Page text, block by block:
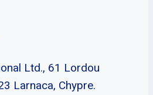
Ltd., 61 Lordou
Larnaca, Chypre.